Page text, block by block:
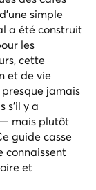
simple
a été construit
les
cette
et de vie
jamais
s'il y a
mais plutôt
guide casse
connaissent
et